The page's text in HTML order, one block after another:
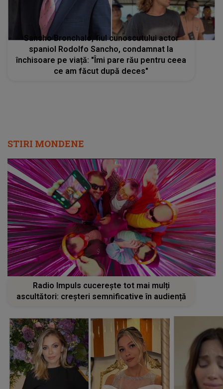
Sancho Bronchalo, fiul cunoscutului actor
spaniol Rodolfo Sancho, condamnat la
închisoare pe viață: "Îmi pare rău pentru ceea
ce am făcut după deces"
STIRI MONDENE
Radio Impuls cucerește tot mai mulți
ascultători: creșteri semnificative în audiență